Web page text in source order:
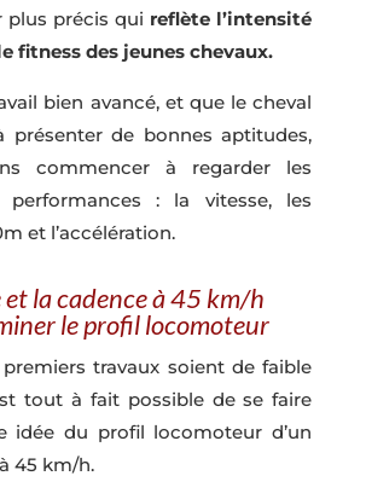
plus précis qui reflète l’intensité
fitness des jeunes chevaux.
bien avancé, et que le cheval
présenter de bonnes aptitudes,
commencer à regarder les
performances : la vitesse, les
et l’accélération.
et la cadence à 45 km/h
le profil locomoteur
travaux soient de faible
tout à fait possible de se faire
idée du profil locomoteur d’un
45 km/h.